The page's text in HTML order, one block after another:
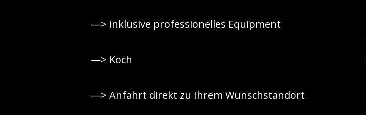
—> inklusive professionelles Equipment
—> Koch
—> Anfahrt direkt zu Ihrem Wunschstandort